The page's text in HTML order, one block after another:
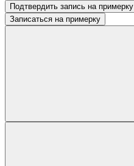
Подтвердить запись на примерку
Записаться на примерку